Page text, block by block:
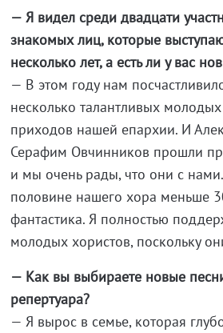
— Я видел среди двадцати
знакомых лиц, которые
несколько лет, а есть ли у вас
— В этом году нам
несколько талантливых
приходов нашей епархии. И
Серафим Овчинников прошли
и мы очень рады, что они с
половине нашего хора меньше
фантастика. Я полностью
молодых хористов, поскольку
— Как вы выбираете новые
репертуара?
— Я вырос в семье, которая